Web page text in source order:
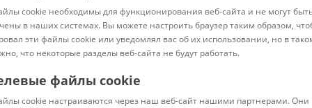
1057177
cookie необходимы для функционирования веб-сайта и не могут
в наших системах. Вы можете настроить браузер таким образом,
эти файлы cookie или уведомлял вас об их использовании, но в
что некоторые разделы веб-сайта не будут работать.
файлы cookie
cookie настраиваются через наш веб-сайт нашими партнерами. Они